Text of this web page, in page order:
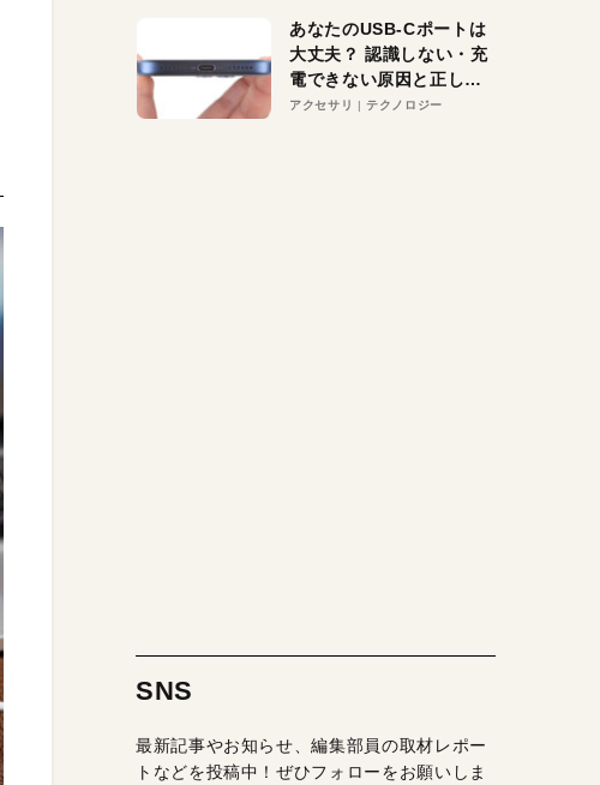
あなたのUSB-Cポートは
大丈夫？ 認識しない・充
電できない原因と正しい
対策
アクセサリ テクノロジー
SNS
最新記事やお知らせ、編集部員の取材レポー
トなどを投稿中！ぜひフォローをお願いしま